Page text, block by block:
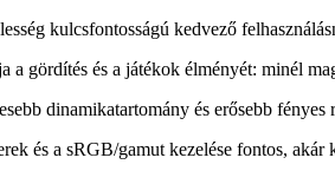
kulcsfontosságú kedvező
a gördítés és a játékok élményét: minél
dinamikatartomány és erősebb
és a sRGB/gamut kezelése fontos,